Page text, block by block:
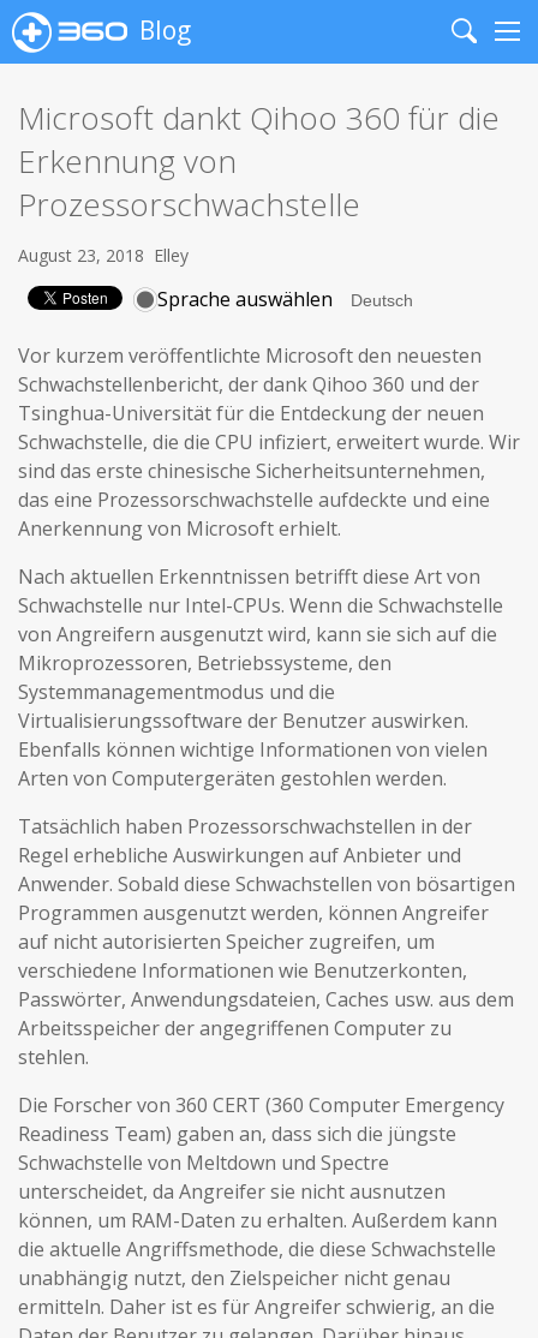
Blog
Search
Microsoft dankt Qihoo 360 für die
Erkennung von
Prozessorschwachstelle
August 23, 2018 Elley
Sprache auswählen
Vor kurzem veröffentlichte Microsoft den neuesten
Schwachstellenbericht, der dank Qihoo 360 und der
Tsinghua-Universität für die Entdeckung der neuen
Schwachstelle, die die CPU infiziert, erweitert wurde. Wir
sind das erste chinesische Sicherheitsunternehmen,
das eine Prozessorschwachstelle aufdeckte und eine
Anerkennung von Microsoft erhielt.
Nach aktuellen Erkenntnissen betrifft diese Art von
Schwachstelle nur Intel-CPUs. Wenn die Schwachstelle
von Angreifern ausgenutzt wird, kann sie sich auf die
Mikroprozessoren, Betriebssysteme, den
Systemmanagementmodus und die
Virtualisierungssoftware der Benutzer auswirken.
Ebenfalls können wichtige Informationen von vielen
Arten von Computergeräten gestohlen werden.
Tatsächlich haben Prozessorschwachstellen in der
Regel erhebliche Auswirkungen auf Anbieter und
Anwender. Sobald diese Schwachstellen von bösartigen
Programmen ausgenutzt werden, können Angreifer
auf nicht autorisierten Speicher zugreifen, um
verschiedene Informationen wie Benutzerkonten,
Passwörter, Anwendungsdateien, Caches usw. aus dem
Arbeitsspeicher der angegriffenen Computer zu
stehlen.
Die Forscher von 360 CERT (360 Computer Emergency
Readiness Team) gaben an, dass sich die jüngste
Schwachstelle von Meltdown und Spectre
unterscheidet, da Angreifer sie nicht ausnutzen
können, um RAM-Daten zu erhalten. Außerdem kann
die aktuelle Angriffsmethode, die diese Schwachstelle
unabhängig nutzt, den Zielspeicher nicht genau
ermitteln. Daher ist es für Angreifer schwierig, an die